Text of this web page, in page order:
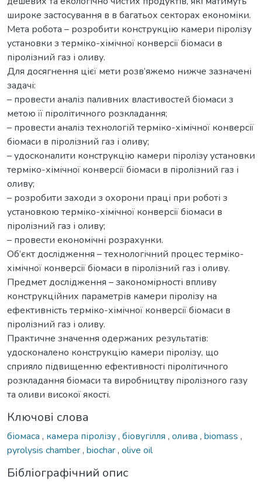
широке застосування в в багатьох секторах економіки.
Мета робота – розробити конструкцію камери піролізу
установки з терміко-хімічної конверсії біомаси в
піролізний газ і оливу.
Для досягнення цієї мети розв’яжемо нижче зазначені
задачі:
– провести аналіз паливних властивостей біомаси з
метою її піролітичного розкладання;
– провести аналіз технологій терміко-хімічної конверсії
біомаси в піролізний газ і оливу;
– удосконалити конструкцію камери піролізу установки
терміко-хімічної конверсії біомаси в піролізний газ і
оливу;
– розробити заходи з охорони праці при роботі з
установкою терміко-хімічної конверсії біомаси в
піролізний газ і оливу;
– провести економічні розрахунки.
Об’єкт дослідження – технологічний процес терміко-
хімічної конверсії біомаси в піролізний газ і оливу.
Предмет дослідження – закономірності впливу
конструкційних параметрів камери піролізу на
ефективність терміко-хімічної конверсії біомаси в
піролізний газ і оливу.
Практичне значення одержаних результатів:
удосконалено конструкцію камери піролізу, що
сприяло підвищенню ефективності піролітичного
розкладання біомаси та виробництву піролізного газу
та оливи високої якості.
Ключові слова
біомаса , камера піролізу, біовугілля , олива , biomass ,
pyrolysis chamber, biochar, olive oil
Бібліографічний опис